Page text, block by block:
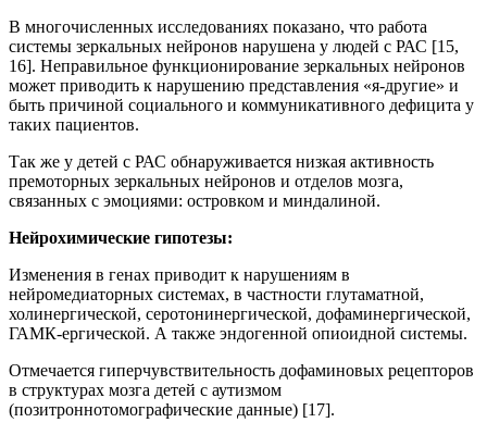
В многочисленных исследованиях показано, что работа
системы зеркальных нейронов нарушена у людей с РАС [15,
16]. Неправильное функционирование зеркальных нейронов
может приводить к нарушению представления «я-другие» и
быть причиной социального и коммуникативного дефицита у
таких пациентов.
Так же у детей с РАС обнаруживается низкая активность
премоторных зеркальных нейронов и отделов мозга,
связанных с эмоциями: островком и миндалиной.
Нейрохимические гипотезы:
Изменения в генах приводит к нарушениям в
нейромедиаторных системах, в частности глутаматной,
холинергической, серотонинергической, дофаминергической,
ГАМК-ергической. А также эндогенной опиоидной системы.
Отмечается гиперчувствительность дофаминовых рецепторов
в структурах мозга детей с аутизмом
(позитроннотомографические данные) [17].